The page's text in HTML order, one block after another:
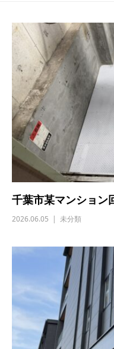
千葉市某マンション
2026.06.05 未分類